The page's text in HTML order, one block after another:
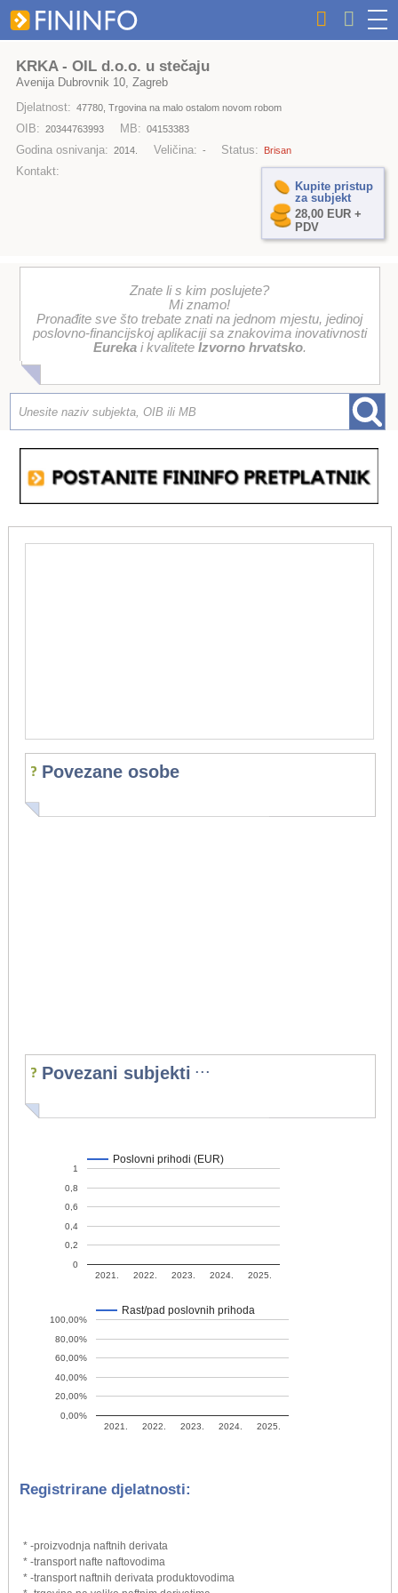
KRKA - OIL d.o.o. u stečaju
Avenija Dubrovnik 10, Zagreb
Djelatnost: 47780, Trgovina na malo ostalom novom robom
OIB: 20344763993 MB: 04153383
Godina osnivanja: 2014. Veličina: - Status: Brisan
Kontakt:
Kupite pristup
za subjekt
28,00 EUR +
PDV
Znate li s kim poslujete?
Mi znamo!
Pronađite sve što trebate znati na jednom mjestu, jedinoj
poslovno-financijskoj aplikaciji sa znakovima inovativnosti
Eurekai kvalitete Izvorno hrvatsko.
Povezane osobe
Povezani subjekti ...
Poslovni prihodi (EUR)
2021. 2022. 2023. 2024. 2025.
0
0,2
0,4
0,6
0,8
1
Rast/pad poslovnih prihoda
2021. 2022. 2023. 2024. 2025.
0,00%
20,00%
40,00%
60,00%
80,00%
100,00%
Registrirane djelatnosti:
* -proizvodnja naftnih derivata
* -transport nafte naftovodima
* -transport naftnih derivata produktovodima